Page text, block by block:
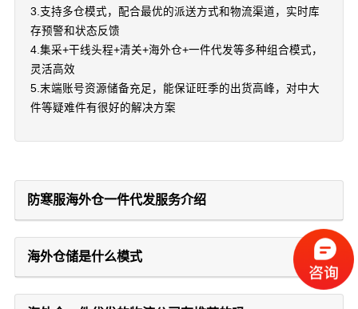
3.支持多仓模式，配合最优的派送方式和物流渠道，实时库
存预警和状态反馈
4.集采+干线头程+清关+海外仓+一件代发等多种组合模式，
灵活高效
5.末端账号资源储备充足，能保证旺季的出货高峰，对中大
件等疑难件有很好的解决方案
防寒服海外仓一件代发服务介绍
海外仓储是什么模式